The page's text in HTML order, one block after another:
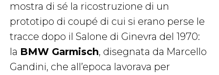
mostra di sé la ricostruzione di un
prototipo di coupé di cui si erano perse le
tracce dopo il Salone di Ginevra del 1970:
la BMW Garmisch, disegnata da Marcello
Gandini, che all’epoca lavorava per